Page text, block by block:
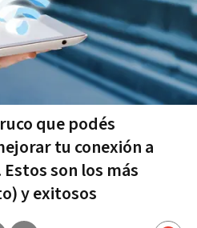
que podés
tu conexión a
son los más
y exitosos